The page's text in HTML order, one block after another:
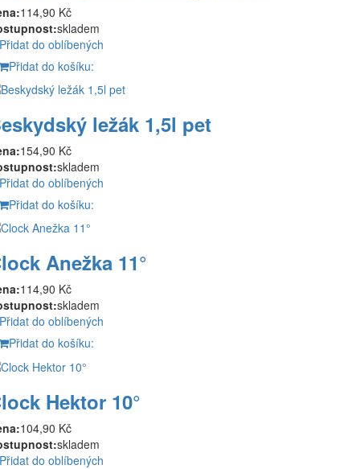
114,90 Kč
skladem
Přidat do oblíbených
Přidat do košíku:
ležák 1,5l pet
154,90 Kč
skladem
Přidat do oblíbených
Přidat do košíku:
Anežka 11°
114,90 Kč
skladem
Přidat do oblíbených
Přidat do košíku:
Hektor 10°
104,90 Kč
skladem
Přidat do oblíbených